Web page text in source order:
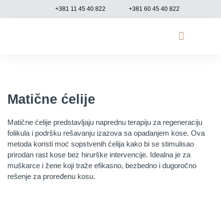
+381 11 45 40 822 +381 60 45 40 822
Matične ćelije
Matične ćelije predstavljaju naprednu terapiju za regeneraciju
folikula i podršku rešavanju izazova sa opadanjem kose. Ova
metoda koristi moć sopstvenih ćelija kako bi se stimulisao
prirodan rast kose bez hirurške intervencije. Idealna je za
muškarce i žene koji traže efikasno, bezbedno i dugoročno
rešenje za proređenu kosu.